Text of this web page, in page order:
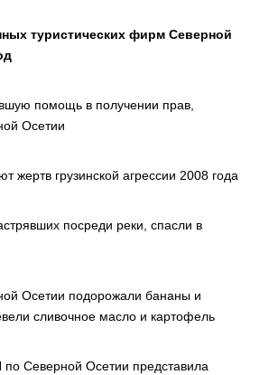
туристических фирм Северной
помощь в получении прав,
Осетии
жертв грузинской агрессии 2008 года
посреди реки, спасли в
Осетии подорожали бананы и
сливочное масло и картофель
Северной Осетии представила